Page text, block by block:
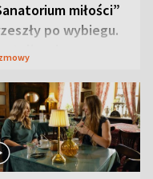
miłości”
po wybiegu.
stylizacje